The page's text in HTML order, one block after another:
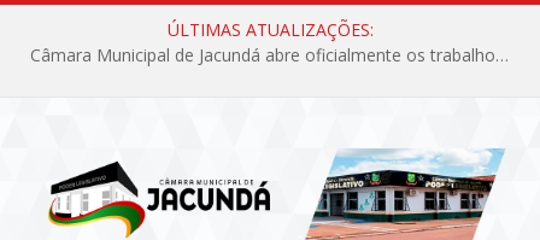
ÚLTIMAS ATUALIZAÇÕES:
Câmara Municipal de Jacundá abre oficialmente os trabalhos legislativos de 2026